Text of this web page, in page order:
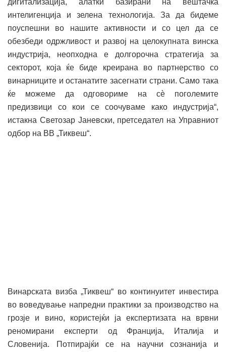
интелигенција и зелена технологија. За да бидеме
поуспешни во нашите активности и со цел да се
обезбеди одржливост и развој на целокупната винска
индустрија, неопходна е долгорочна стратегија за
секторот, која ќе биде креирана во партнерство со
винарниците и останатите засегнати страни. Само така
ќе можеме да одговориме на сѐ поголемите
предизвици со кои се соочуваме како индустрија“,
истакна Светозар Јаневски, претседател на Управниот
одбор на ВВ „Тиквеш“.
Винарската визба „Тиквеш“ во континуитет инвестира
во воведување напредни практики за производство на
грозје и вино, користејќи ја експертизата на врвни
реномирани експерти од Франција, Италија и
Словенија. Потпирајќи се на научни сознанија и